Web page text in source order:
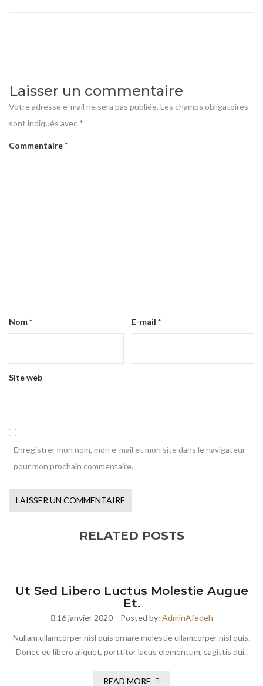
Laisser un commentaire
Votre adresse e-mail ne sera pas publiée. Les champs obligatoires
sont indiqués avec *
Commentaire*
Nom* E-mail *
Site web
Enregistrer mon nom, mon e-mail et mon site dans le navigateur
pour mon prochain commentaire.
RELATED POSTS
Ut Sed Libero Luctus Molestie Augue
Et.
16 janvier 2020 Posted by: AdminAfedeh
Nullam ullamcorper nisl quis ornare molestie ullamcorper nisl quis.
Donec eu libero aliquet, porttitor lacus elementum, sagittis dui..
READ MORE